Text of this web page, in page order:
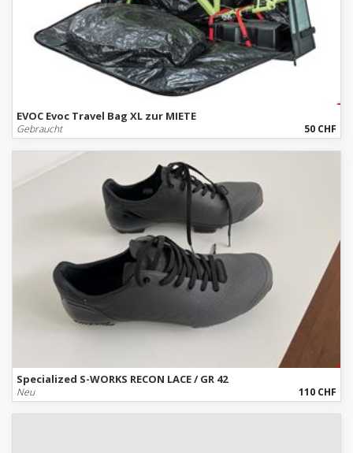
EVOC Evoc Travel Bag XL zur MIETE
Gebraucht 50 CHF
Specialized S-WORKS RECON LACE / GR 42
Neu 110 CHF